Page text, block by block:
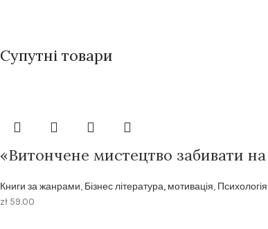
Супутні товари
«Витончене мистецтво забивати
Книги за жанрами, Бізнес література, мотивація,
zł 59.00